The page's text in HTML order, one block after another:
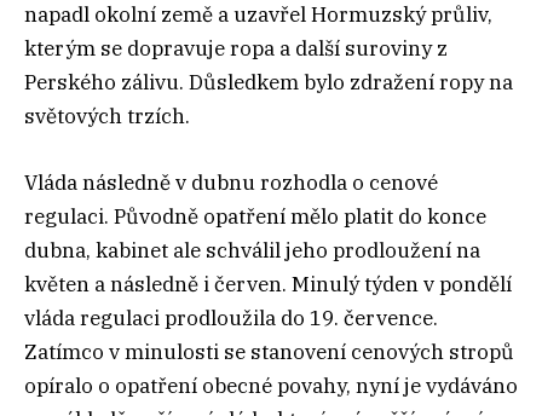
napadl okolní země a uzavřel Hormuzský průliv,
kterým se dopravuje ropa a další suroviny z
Perského zálivu. Důsledkem bylo zdražení ropy na
světových trzích.
Vláda následně v dubnu rozhodla o cenové
regulaci. Původně opatření mělo platit do konce
dubna, kabinet ale schválil jeho prodloužení na
květen a následně i červen. Minulý týden v pondělí
vláda regulaci prodloužila do 19. července.
Zatímco v minulosti se stanovení cenových stropů
opíralo o opatření obecné povahy, nyní je vydáváno